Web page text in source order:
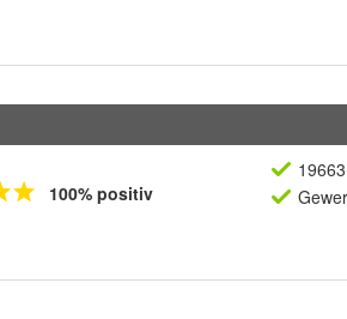
100% positiv